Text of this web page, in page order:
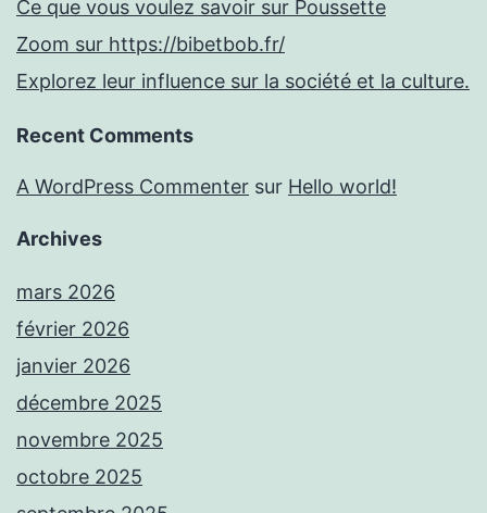
Ce que vous voulez savoir sur Poussette
Zoom sur https://bibetbob.fr/
Explorez leur influence sur la société et la culture.
Recent Comments
A WordPress Commenter sur Hello world!
Archives
mars 2026
février 2026
janvier 2026
décembre 2025
novembre 2025
octobre 2025